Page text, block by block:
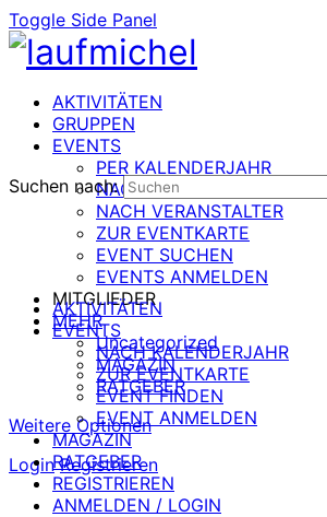
Toggle Side Panel
AKTIVITÄTEN
GRUPPEN
EVENTS
PER KALENDERJAHR
NACH DATUM
NACH VERANSTALTER
ZUR EVENTKARTE
EVENT SUCHEN
EVENTS ANMELDEN
MITGLIEDER
MEHR
Uncategorized
MAGAZIN
RATGEBER
Weitere Optionen
Login Registrieren
Suchen nach:
AKTIVITÄTEN
EVENTS
NACH KALENDERJAHR
ZUR EVENTKARTE
EVENT FINDEN
EVENT ANMELDEN
MAGAZIN
RATGEBER
REGISTRIEREN
ANMELDEN / LOGIN